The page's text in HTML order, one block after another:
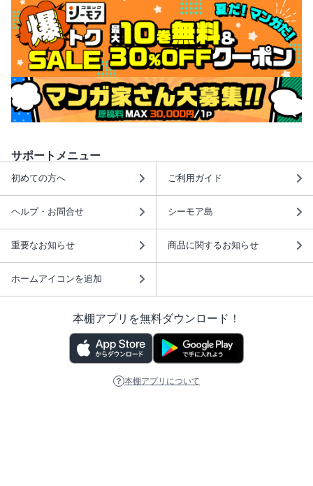
サポートメニュー
初めての方へ ご利用ガイド
ヘルプ・お問合せ シーモア島
重要なお知らせ 商品に関するお知らせ
ホームアイコンを追加
本棚アプリを無料ダウンロード！
本棚アプリについて